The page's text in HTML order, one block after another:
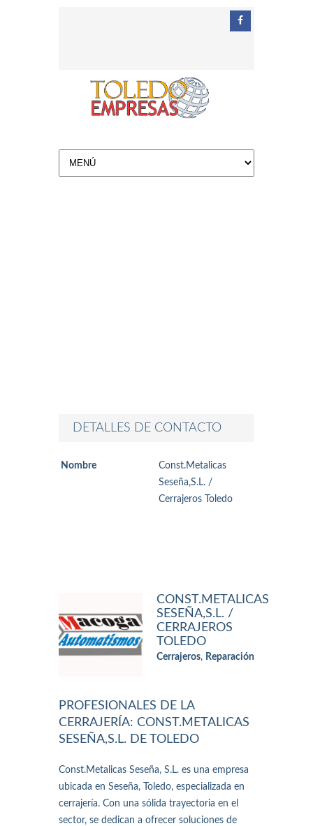
DETALLES DE CONTACTO
Nombre
Const.Metalicas
Seseña,S.L. /
Cerrajeros Toledo
CONST.METALICAS
SESEÑA,S.L. /
CERRAJEROS
TOLEDO
Cerrajeros, Reparación
PROFESIONALES DE LA
CERRAJERÍA: CONST.METALICAS
SESEÑA,S.L. DE TOLEDO
Const.Metalicas Seseña, S.L. es una empresa
ubicada en Seseña, Toledo, especializada en
cerrajería. Con una sólida trayectoria en el
sector, se dedican a ofrecer soluciones de